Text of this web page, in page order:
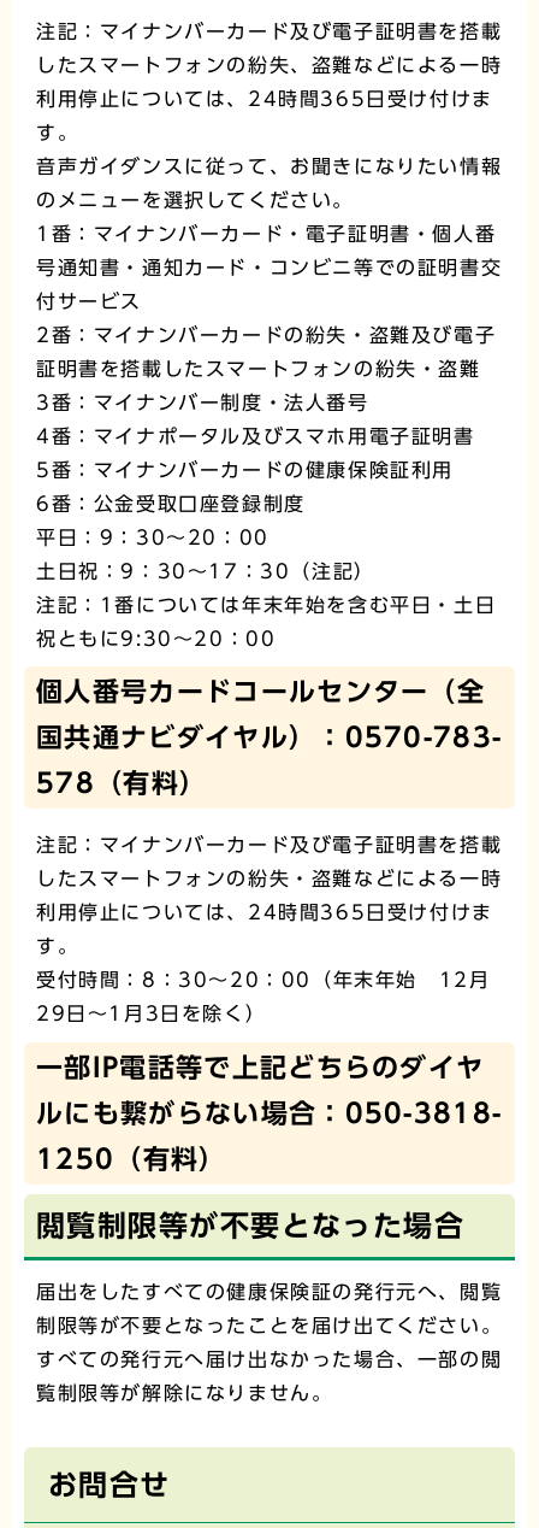
注記：マイナンバーカード及び電子証明書を搭載
したスマートフォンの紛失、盗難などによる一時
利用停止については、24時間365日受け付けま
す。
音声ガイダンスに従って、お聞きになりたい情報
のメニューを選択してください。
1番：マイナンバーカード・電子証明書・個人番
号通知書・通知カード・コンビニ等での証明書交
付サービス
2番：マイナンバーカードの紛失・盗難及び電子
証明書を搭載したスマートフォンの紛失・盗難
3番：マイナンバー制度・法人番号
4番：マイナポータル及びスマホ用電子証明書
5番：マイナンバーカードの健康保険証利用
6番：公金受取口座登録制度
平日：9：30～20：00
土日祝：9：30～17：30（注記）
注記：1番については年末年始を含む平日・土日
祝ともに9:30～20：00
個人番号カードコールセンター（全
国共通ナビダイヤル）：0570-783-
578（有料）
注記：マイナンバーカード及び電子証明書を搭載
したスマートフォンの紛失・盗難などによる一時
利用停止については、24時間365日受け付けま
す。
受付時間：8：30～20：00（年末年始 12月
29日～1月3日を除く）
一部IP電話等で上記どちらのダイヤ
ルにも繋がらない場合：050-3818-
1250（有料）
閲覧制限等が不要となった場合
届出をしたすべての健康保険証の発行元へ、閲覧
制限等が不要となったことを届け出てください。
すべての発行元へ届け出なかった場合、一部の閲
覧制限等が解除になりません。
お問合せ